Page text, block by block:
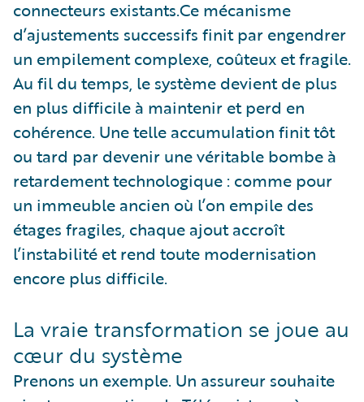
connecteurs existants.Ce mécanisme
d’ajustements successifs finit par engendrer
un empilement complexe, coûteux et fragile.
Au fil du temps, le système devient de plus
en plus difficile à maintenir et perd en
cohérence. Une telle accumulation finit tôt
ou tard par devenir une véritable bombe à
retardement technologique : comme pour
un immeuble ancien où l’on empile des
étages fragiles, chaque ajout accroît
l’instabilité et rend toute modernisation
encore plus difficile.
La vraie transformation se joue au
cœur du système
Prenons un exemple. Un assureur souhaite